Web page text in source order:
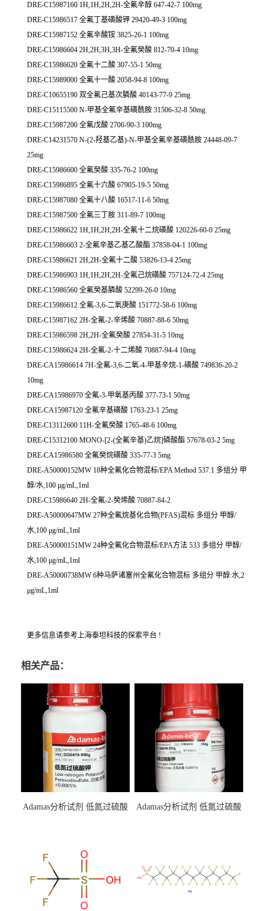
DRE-C15987160 1H,1H,2H,2H-全氟辛醇 647-42-7 100mg
DRE-C15986517 全氟丁基磺酸钾 29420-49-3 100mg
DRE-C15987152 全氟辛酸铵 3825-26-1 100mg
DRE-C15986604 2H,2H,3H,3H-全氟癸酸 812-70-4 10mg
DRE-C15986620 全氟十二酸 307-55-1 50mg
DRE-C15989000 全氟十一酸 2058-94-8 100mg
DRE-C10655190 双全氟己基次膦酸 40143-77-9 25mg
DRE-C15115500 N-甲基全氟辛基磺酰胺 31506-32-8 50mg
DRE-C15987200 全氟戊酸 2706-90-3 100mg
DRE-C14231570 N-(2-羟基乙基)-N-甲基全氟辛基磺酰胺 24448-09-7
25mg
DRE-C15986600 全氟癸酸 335-76-2 100mg
DRE-C15986895 全氟十六酸 67905-19-5 50mg
DRE-C15987080 全氟十八酸 16517-11-6 50mg
DRE-C15987500 全氟三丁胺 311-89-7 100mg
DRE-C15986622 1H,1H,2H,2H-全氟十二烷磺酸 120226-60-0 25mg
DRE-C15986603 2-全氟辛基乙基乙酸酯 37858-04-1 100mg
DRE-C15986621 2H,2H-全氟十二酸 53826-13-4 25mg
DRE-C15986903 1H,1H,2H,2H-全氟己烷磺酸 757124-72-4 25mg
DRE-C15986560 全氟癸基膦酸 52299-26-0 10mg
DRE-C15986612 全氟-3,6-二氧庚酸 151772-58-6 100mg
DRE-C15987162 2H-全氟-2-辛烯酸 70887-88-6 50mg
DRE-C15986598 2H,2H-全氟癸酸 27854-31-5 10mg
DRE-C15986624 2H-全氟-2-十二烯酸 70887-94-4 10mg
DRE-CA15986614 7H-全氟-3,6-二氧-4-甲基辛烷-1-磺酸 749836-20-2
10mg
DRE-CA15986970 全氟-3-甲氧基丙酸 377-73-1 50mg
DRE-CA15987120 全氟辛基磺酸 1763-23-1 25mg
DRE-C13112600 11H-全氟癸酸 1765-48-6 100mg
DRE-C15312100 MONO-[2-(全氟辛基)乙烷]磷酸酯 57678-03-2 5mg
DRE-CA15986580 全氟癸烷磺酸 335-77-3 5mg
DRE-A50000152MW 18种全氟化合物混标/EPA Method 537.1 多组分 甲
醇/水,100 μg/mL,1ml
DRE-C15986640 2H-全氟-2-癸烯酸 70887-84-2
DRE-A50000647MW 27种全氟烷基化合物(PFAS)混标 多组分 甲醇/
水,100 μg/mL,1ml
DRE-A50000151MW 24种全氟化合物混标/EPA方法 533 多组分 甲醇/
水,100 μg/mL,1ml
DRE-A50000738MW 6种马萨诸塞州全氟化合物混标 多组分 甲醇:水,2
μg/mL,1ml
更多信息请参考上海泰坦科技的探索平台 !
相关产品：
Adamas分析试剂 低氮过硫酸
（泰坦现货供应）
Adamas分析试剂 低氮过硫酸